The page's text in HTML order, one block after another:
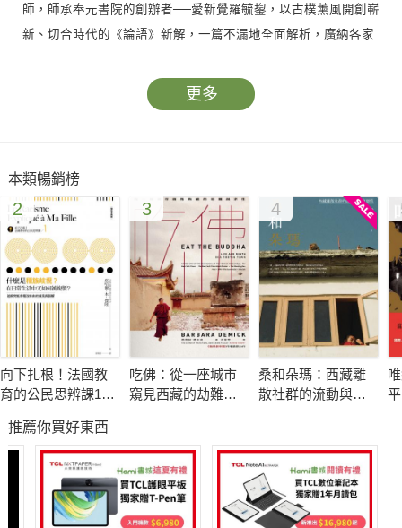
師，師承奉元書院的創辦者──愛新覺羅毓鋆，以古樸薰風開創嶄
新、切合時代的《論語》新解，一篇不漏地全面解析，廣納各家
子與其學生的有趣相處模式，集嚴肅解經、人情體會與社會觀
察，亦莊亦諧、風格平易近人，希望能帶給青年學子讀《論語》
古有云：「半部《論語》治天下。」現今的天已非魯國的天，天
下也已擅變餘千百次，治天下的《論語》，也到了需要全面新解
析的時候。
《論語365：越古而來的薰風，徐迎人生四季好修養》系列共分
春、夏、秋、冬四冊，以季節為主題，孫老師以每日一論語的形
式，持續500餘日無間斷閱讀、解析、抒發胸臆，將春秋時期的
智慧轉化為切合現代人情世故、社會發展的新穎言說。「君君、
臣臣、父父、子子」的問題，放到現代社會來看，解釋可以更多
元；「禮樂」的追求其實是「不以考試為目標」的學問與氣直追
人呢！常常被孔子碎碎念的子路，其實和老師之間有互相「開玩
笑關係」，師徒間的相處不像古來聖賢解釋的那樣肅穆，而是打
諢插科、幽默風趣。
更多
本類暢銷榜
2
向下扎根！法國教
育的公民思辨課1－
視？在日常生活中
又如何被複
製？」：追根究柢
各種沒來由的成見
3
吃佛：從一座城市
窺見西藏的劫難與
4
桑和朵瑪：西藏離
散社群的流動與社
推薦你買好東西